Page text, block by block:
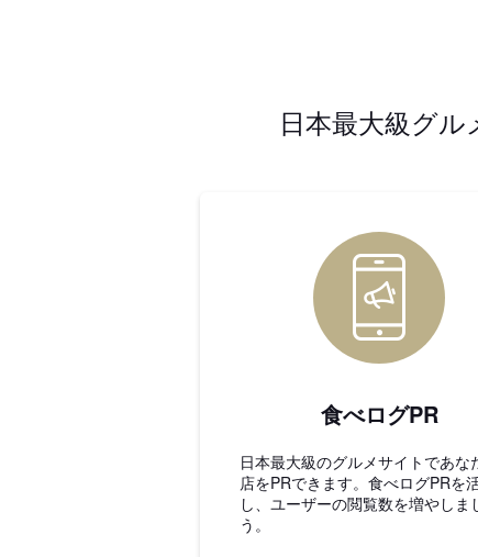
日本最大級グ
食べログPR
日本最大級のグルメサイトであな
店をPRできます。食べログPRを
し、ユーザーの閲覧数を増やしま
う。